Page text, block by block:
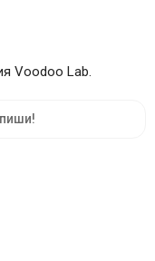
Voodoo Lab.